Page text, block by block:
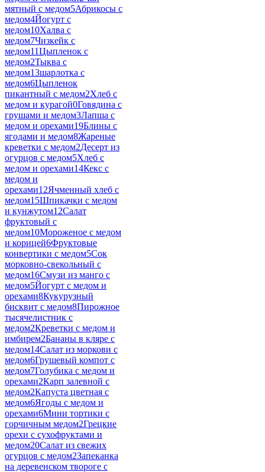
мятный с медом5Абрикосы с
медом4Йогурт с
медом10Халва с
медом7Чизкейк с
медом11Цыпленок с
медом2Тыква с
медом13шарлотка с
медом6Цыпленок
пикантный с медом2Хлеб с
медом и курагой0Говядина с
грушами и медом3Лапша с
медом и орехами19Блины с
ягодами и медом8Жареные
креветки с медом2Десерт из
огурцов с медом5Хлеб с
медом и орехами14Кекс с
медом и
орехами12Ячменный хлеб с
медом15Шпикачки с медом
и кунжутом12Салат
фруктовый с
медом10Мороженое с медом
и корицей6Фруктовые
конвертики с медом5Сок
морковно-свекольный с
медом16Смузи из манго с
медом5Йогурт с медом и
орехами8Кукурузный
бисквит с медом8Пирожное
тысячелистник с
медом2Креветки с медом и
имбирем2Бананы в кляре с
медом14Салат из моркови с
медом6Грушевый компот с
медом7Голубика с медом и
орехами2Карп залевной с
медом2Капуста цветная с
медом6Ягоды с медом и
орехами6Мини тортики с
горчичным медом2Грецкие
орехи с сухофруктами и
медом20Салат из свежих
огурцов с медом2Запеканка
на деревенском твороге с